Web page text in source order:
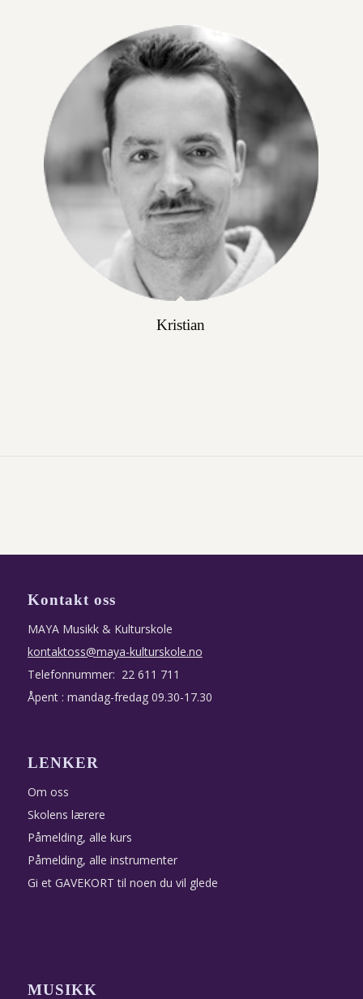
Kristian
Kontakt oss
MAYA Musikk & Kulturskole
kontaktoss@maya-kulturskole.no
Telefonnummer: 22 611 711
Åpent : mandag-fredag 09.30-17.30
LENKER
Om oss
Skolens lærere
Påmelding, alle kurs
Påmelding, alle instrumenter
Gi et GAVEKORT til noen du vil glede
MUSIKK